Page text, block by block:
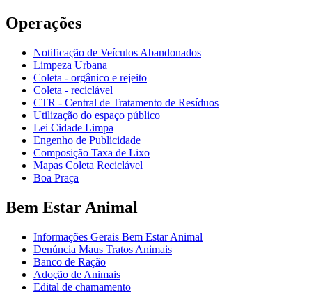
Operações
Notificação de Veículos Abandonados
Limpeza Urbana
Coleta - orgânico e rejeito
Coleta - reciclável
CTR - Central de Tratamento de Resíduos
Utilização do espaço público
Lei Cidade Limpa
Engenho de Publicidade
Composição Taxa de Lixo
Mapas Coleta Reciclável
Boa Praça
Bem Estar Animal
Informações Gerais Bem Estar Animal
Denúncia Maus Tratos Animais
Banco de Ração
Adoção de Animais
Edital de chamamento